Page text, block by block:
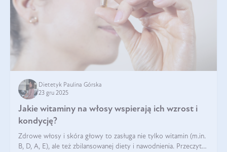
Dietetyk Paulina Górska
23 gru 2025
Jakie witaminy na włosy wspierają ich wzrost i
kondycję?
Zdrowe włosy i skóra głowy to zasługa nie tylko witamin (m.in.
B, D, A, E), ale też zbilansowanej diety i nawodnienia. Przeczytaj